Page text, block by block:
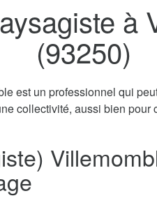
à
(93250)
est un professionnel qui
collectivité, aussi bien pour